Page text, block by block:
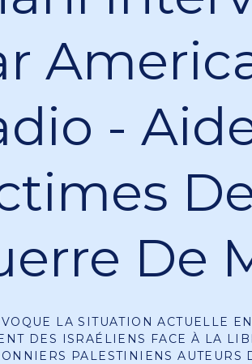
-
De
LA SITUATION ACTUELLE
DES ISRAÉLIENS FACE À LA
PALESTINIENS AUTEURS